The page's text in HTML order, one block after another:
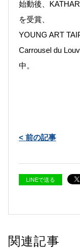
始動後、
を受賞、
YOUNG ART
Carrousel du
中。
< 前の記事
LINEで送る
関連記事